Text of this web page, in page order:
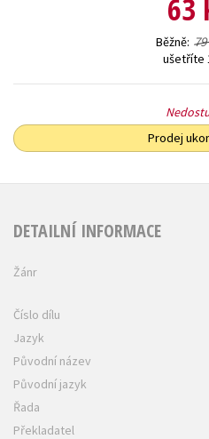
63
Běžně
ušetříte
Prodej
DETAILNÍ INFORMACE
Žánr
Číslo dílu
Jazyk
Původní název
Původní jazyk
Řada
Překladatel